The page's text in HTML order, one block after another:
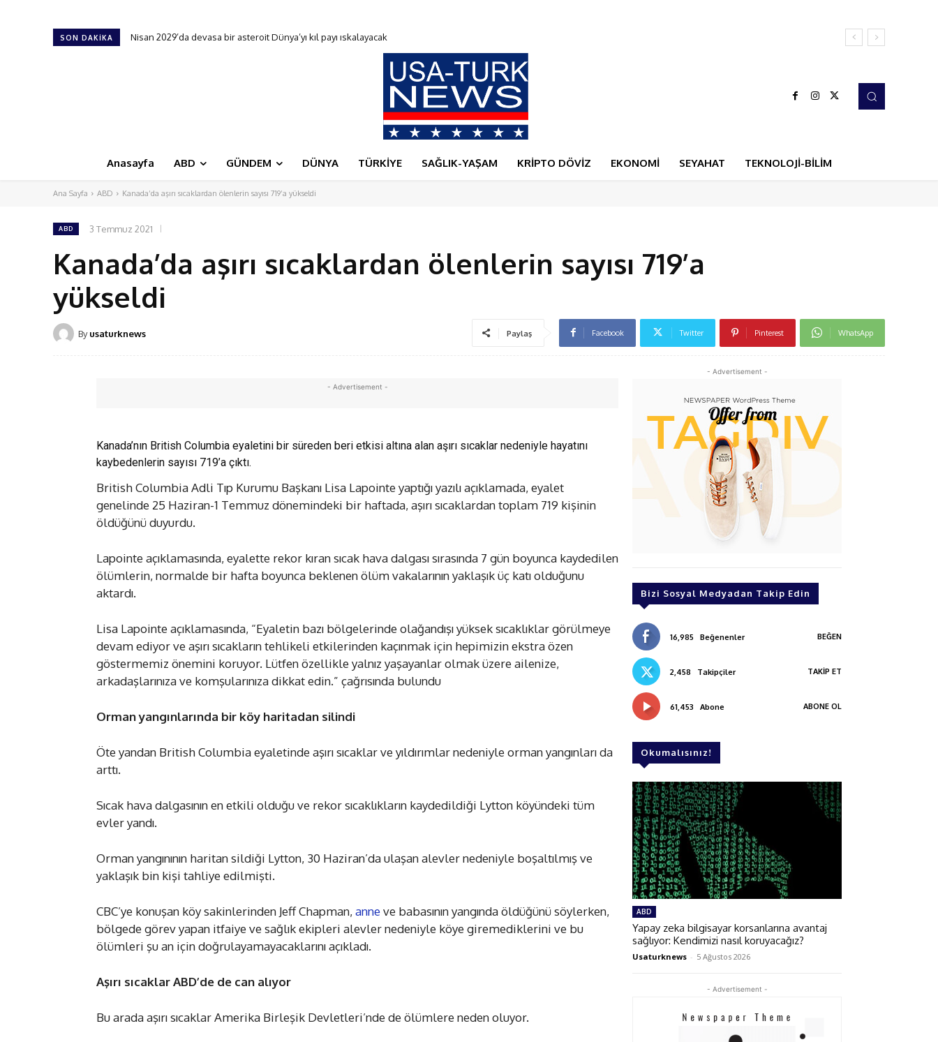
SON DAKIKA Nisan 2029’da devasa bir asteroit Dünya’yı kıl payı ıskalayacak
Yapay zekaya meydan okudu: Çalması için 100 Bitcoin verdi
Anasayfa ABD GÜNDEM DÜNYA TÜRKİYE SAĞLIK-YAŞAM KRİPTO DÖVİZ EKONOMİ SEYAHAT TEKNOLOJİ-BİLİM
Ana Sayfa ABD Kanada’da aşırı sıcaklardan ölenlerin sayısı 719’a yükseldi
ABD 3 Temmuz 2021
Kanada’da aşırı sıcaklardan ölenlerin sayısı 719’a
yükseldi
By usaturknews Paylaş Facebook Twitter Pinterest WhatsApp
- Advertisement -
Kanada’nın British Columbia eyaletini bir süreden beri etkisi altına alan aşırı sıcaklar nedeniyle hayatını
kaybedenlerin sayısı 719’a çıktı.
British Columbia Adli Tıp Kurumu Başkanı Lisa Lapointe yaptığı yazılı açıklamada, eyalet
genelinde 25 Haziran-1 Temmuz dönemindeki bir haftada, aşırı sıcaklardan toplam 719 kişinin
öldüğünü duyurdu.
Lapointe açıklamasında, eyalette rekor kıran sıcak hava dalgası sırasında 7 gün boyunca kaydedilen
ölümlerin, normalde bir hafta boyunca beklenen ölüm vakalarının yaklaşık üç katı olduğunu
aktardı.
Lisa Lapointe açıklamasında, “Eyaletin bazı bölgelerinde olağandışı yüksek sıcaklıklar görülmeye
devam ediyor ve aşırı sıcakların tehlikeli etkilerinden kaçınmak için hepimizin ekstra özen
göstermemiz önemini koruyor. Lütfen özellikle yalnız yaşayanlar olmak üzere ailenize,
arkadaşlarınıza ve komşularınıza dikkat edin.” çağrısında bulundu
Orman yangınlarında bir köy haritadan silindi
Öte yandan British Columbia eyaletinde aşırı sıcaklar ve yıldırımlar nedeniyle orman yangınları da
arttı.
Sıcak hava dalgasının en etkili olduğu ve rekor sıcaklıkların kaydedildiği Lytton köyündeki tüm
evler yandı.
Orman yangınının haritan sildiği Lytton, 30 Haziran’da ulaşan alevler nedeniyle boşaltılmış ve
yaklaşık bin kişi tahliye edilmişti.
CBC’ye konuşan köy sakinlerinden Jeff Chapman, anneve babasının yangında öldüğünü söylerken,
bölgede görev yapan itfaiye ve sağlık ekipleri alevler nedeniyle köye giremediklerini ve bu
ölümleri şu an için doğrulayamayacaklarını açıkladı.
Aşırı sıcaklar ABD’de de can alıyor
Bu arada aşırı sıcaklar Amerika Birleşik Devletleri’nde de ölümlere neden oluyor.
- Advertisement -
Bizi Sosyal Medyadan Takip Edin
16,985 Beğenenler BEĞEN
2,458 Takipçiler TAKIP ET
61,453 Abone ABONE OL
Okumalısınız!
ABD
Yapay zeka bilgisayar korsanlarına avantaj
sağlıyor: Kendimizi nasıl koruyacağız?
Usaturknews - 5 Ağustos 2026
- Advertisement -